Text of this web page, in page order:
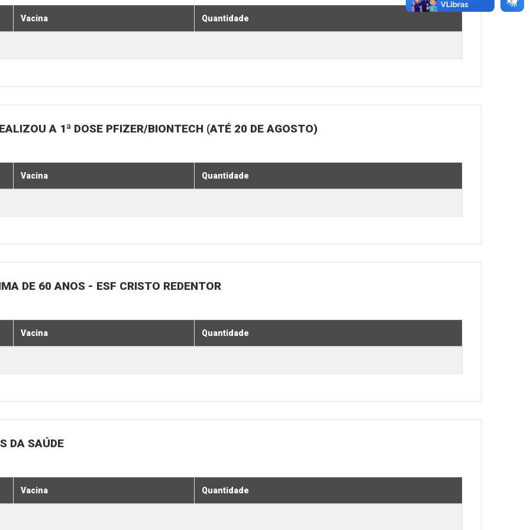
Vacina Quantidade
A 1ª DOSE PFIZER/BIONTECH (ATÉ 20 DE AGOSTO)
Vacina Quantidade
DE 60 ANOS - ESF CRISTO REDENTOR
Vacina Quantidade
DA SAÚDE
Vacina Quantidade